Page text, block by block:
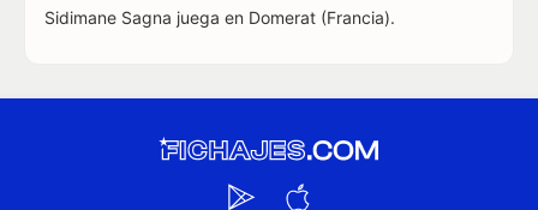
Sidimane Sagna juega en Domerat (Francia).